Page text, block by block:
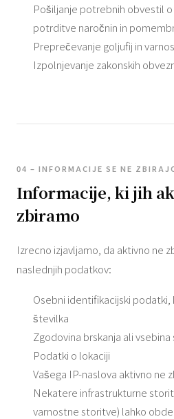
Pošiljanje potrebnih obvestil
potrditve naročnin in
Preprečevanje goljufij in
Izpolnjevanje zakonskih
04 – INFORMACIJE SE NE
Informacije, ki jih
zbiramo
Izrecno izjavljamo, da aktivno ne
naslednjih podatkov:
Osebni identifikacijski
številka
Zgodovina brskanja ali
Podatki o lokaciji
Vašega IP-naslova aktivno ne
Nekatere infrastrukturne
varnostne storitve) lahko